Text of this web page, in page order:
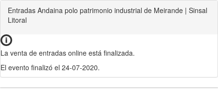
Entradas Andaina polo patrimonio industrial de Meirande | Sinsal
Litoral
La venta de entradas online está finalizada.
El evento finalizó el 24-07-2020.